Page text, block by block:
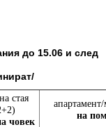
до 15.06 и след
стая
човек
на